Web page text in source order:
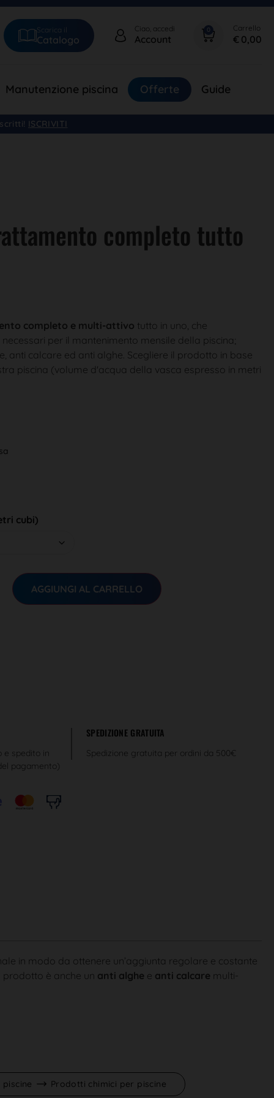
Catalogo
Scarica il Ciao, accedi
Account € 0,00
0
Manutenzione piscina Offerte Guide
ISCRIVITI
completo tutto
completo e multi-attivo tutto in uno, che
per il mantenimento mensile della piscina;
anti calcare ed anti alghe. Scegliere il prodotto in base
piscina (volume d'acqua della vasca espresso in metri
cubi)
AGGIUNGI AL CARRELLO
e spedito in
pagamento)
SPEDIZIONE GRATUITA
Spedizione gratuita per ordini da 500€
in modo da ottenere un’aggiunta regolare e costante
prodotto è anche un anti alghe e anti calcare multi-
Prodotti chimici per piscine